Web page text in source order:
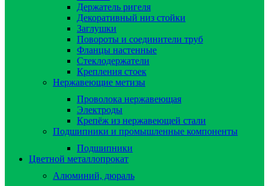
Держатель ригеля
Декоративный низ стойки
Заглушки
Повороты и соединители труб
Фланцы настенные
Стеклодержатели
Крепления стоек
Нержавеющие метизы
Проволока нержавеющая
Электроды
Крепёж из нержавеющей стали
Подшипники и промышленные компоненты
Подшипники
Цветной металлопрокат
Алюминий, дюраль